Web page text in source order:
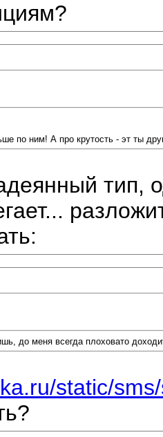
по ним! А про крутость - эт ты
тип,
до меня всегда плоховато
static/